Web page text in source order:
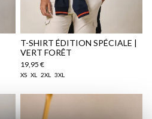
T-SHIRT ÉDITION SPÉCIALE |
VERT FORÊT
19,95 €
XS XL 2XL 3XL